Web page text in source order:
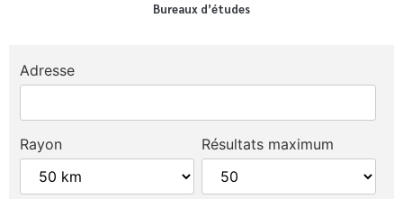
Bureaux d’études
Adresse
Rayon Résultats maximum